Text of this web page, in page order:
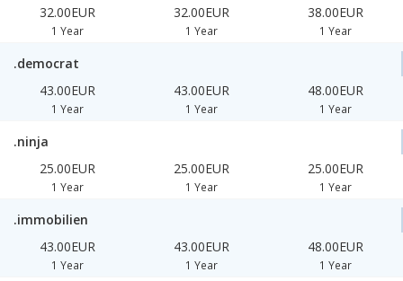
32.00EUR
1 Year
32.00EUR
1 Year
38.00EUR
1 Year
.democrat
43.00EUR
1 Year
43.00EUR
1 Year
48.00EUR
1 Year
.ninja
25.00EUR
1 Year
25.00EUR
1 Year
25.00EUR
1 Year
.immobilien
43.00EUR
1 Year
43.00EUR
1 Year
48.00EUR
1 Year